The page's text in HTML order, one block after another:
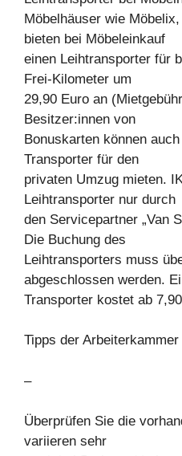
Möbelhäuser wie
bieten bei Möbeleinkauf
einen Leihtransporter für
Frei-Kilometer um
29,90 Euro an
Besitzer:innen von
Bonuskarten können
Transporter für den
privaten Umzug mieten.
Leihtransporter nur durch
den Servicepartner „Van
Die Buchung des
Leihtransporters muss
abgeschlossen werden.
Transporter kostet ab
Tipps der
–
Überprüfen Sie die
variieren sehr